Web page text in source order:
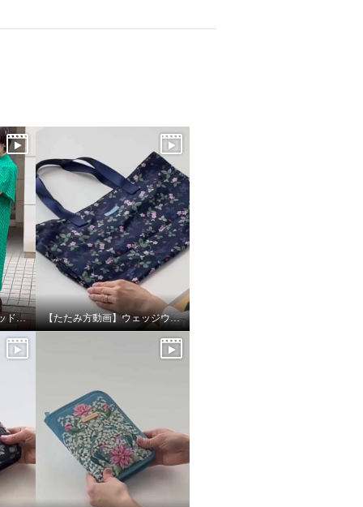
旅行に最適！ウェッジウッド ポケッタブルトートバッグL 【たたみ方動画】ウェッジウッド ポケッタブルトートバッグL